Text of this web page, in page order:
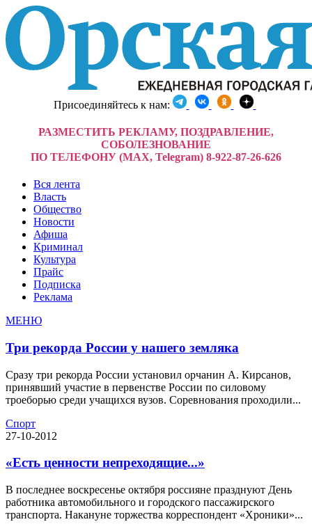
Присоединяйтесь к нам:
РАЗМЕСТИТЬ РЕКЛАМУ, ПОЗДРАВЛЕНИЕ,
СОБОЛЕЗНОВАНИЕ
ПО ТЕЛЕФОНУ (MAX, Telegram) 8-922-87-26-626
Вся лента
Власть
Общество
Новости
Афиша
Криминал
Культура
Прайс
Подписка
Реклама
МЕНЮ
Три рекорда России у нашего земляка
Сразу три рекорда России установил орчанин А. Кирсанов,
принявший участие в первенстве России по силовому
троеборью среди учащихся вузов. Соревнования проходили...
Спорт
27-10-2012
«Есть ценности непреходящие...»
В последнее воскресенье октября россияне празднуют День
работника автомобильного и городского пассажирского
транспорта. Накануне торжества корреспондент «Хроники»...